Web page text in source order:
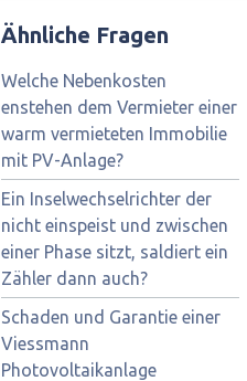
Ähnliche Fragen
Welche Nebenkosten
enstehen dem Vermieter einer
warm vermieteten Immobilie
mit PV-Anlage?
Ein Inselwechselrichter der
nicht einspeist und zwischen
einer Phase sitzt, saldiert ein
Zähler dann auch?
Schaden und Garantie einer
Viessmann
Photovoltaikanlage